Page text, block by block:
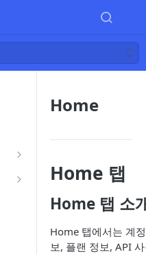
Home
Home 탭
Home 탭 소
Home 탭에서는 계
보, 플랜 정보, API